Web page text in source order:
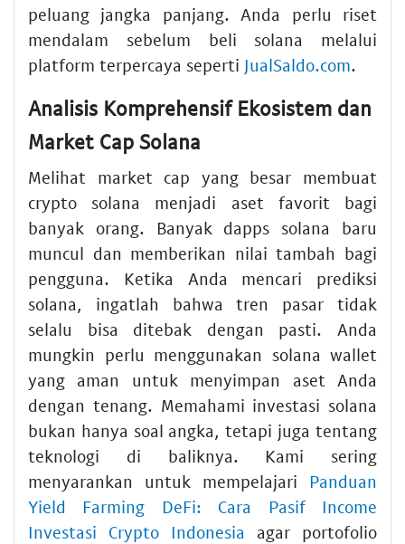
peluang jangka panjang. Anda perlu riset
mendalam sebelum beli solana melalui
platform terpercaya seperti JualSaldo.com.
Analisis Komprehensif Ekosistem dan
Market Cap Solana
Melihat market cap yang besar membuat
crypto solana menjadi aset favorit bagi
banyak orang. Banyak dapps solana baru
muncul dan memberikan nilai tambah bagi
pengguna. Ketika Anda mencari prediksi
solana, ingatlah bahwa tren pasar tidak
selalu bisa ditebak dengan pasti. Anda
mungkin perlu menggunakan solana wallet
yang aman untuk menyimpan aset Anda
dengan tenang. Memahami investasi solana
bukan hanya soal angka, tetapi juga tentang
teknologi di baliknya. Kami sering
menyarankan untuk mempelajari Panduan
Yield Farming DeFi: Cara Pasif Income
Investasi Crypto Indonesia agar portofolio